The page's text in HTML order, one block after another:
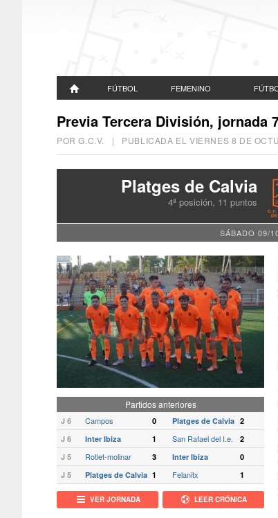
FÚTBOL FEMENINO
Previa Tercera División, jornada
POR G.C.V. | PUBLICADA ELVIERNES 8 DE
Platges de Calvia
4ª posición, 11 puntos
SÁBADO 09/
Partidos anteriores
J 6 Campos 0 Platges de Calvia 2
J 6
Inter Ibiza 1 San Rafael del I.e.
2
J 5
Rotlet-molinar 3 Inter Ibiza
0
J 5
Platges de Calvia 1 Felanitx 1
VER JORNADA LEER CRÓNICA